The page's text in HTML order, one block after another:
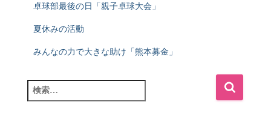
卓球部最後の日「親子卓球大会」
夏休みの活動
みんなの力で大きな助け「熊本募金」
検
索